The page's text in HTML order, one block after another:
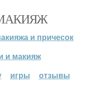
и причесок
и макияж
игры отзывы